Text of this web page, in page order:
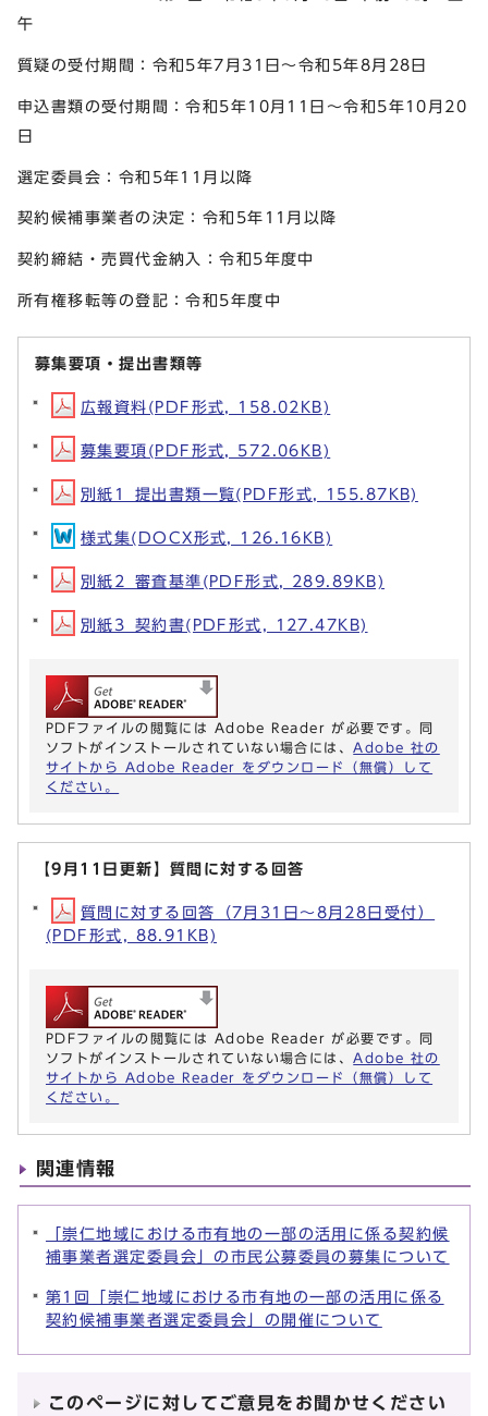
午
質疑の受付期間：令和5年7月31日～令和5年8月28日
申込書類の受付期間：令和5年10月11日～令和5年10月20
日
選定委員会：令和5年11月以降
契約候補事業者の決定：令和5年11月以降
契約締結・売買代金納入：令和5年度中
所有権移転等の登記：令和5年度中
募集要項・提出書類等
広報資料(PDF形式, 158.02KB)
募集要項(PDF形式, 572.06KB)
別紙1_提出書類一覧(PDF形式, 155.87KB)
様式集(DOCX形式, 126.16KB)
別紙2_審査基準(PDF形式, 289.89KB)
別紙3_契約書(PDF形式, 127.47KB)
PDFファイルの閲覧には Adobe Reader が必要です。同
ソフトがインストールされていない場合には、 Adobe 社の
サイトから Adobe Reader をダウンロード（無償）して
ください。
【9月11日更新】質問に対する回答
質問に対する回答（7月31日～8月28日受付）
(PDF形式, 88.91KB)
PDFファイルの閲覧には Adobe Reader が必要です。同
ソフトがインストールされていない場合には、 Adobe 社の
サイトから Adobe Reader をダウンロード（無償）して
ください。
関連情報
「崇仁地域における市有地の一部の活用に係る契約候
補事業者選定委員会」の市民公募委員の募集について
第1回「崇仁地域における市有地の一部の活用に係る
契約候補事業者選定委員会」の開催について
このページに対してご意見をお聞かせください